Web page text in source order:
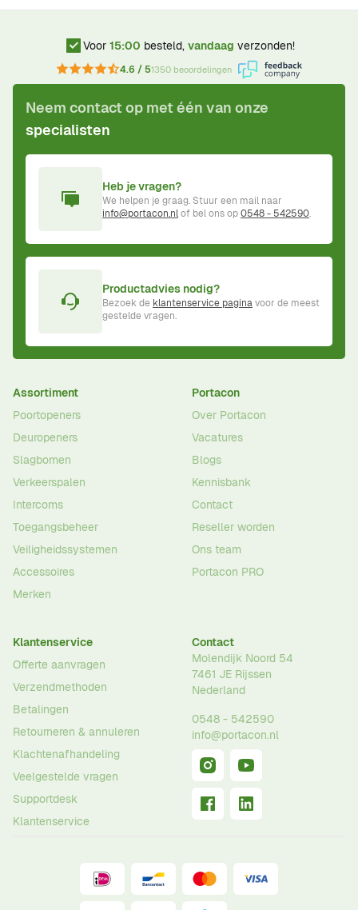
Voor 15:00 besteld, vandaag verzonden!
4.6 / 51350 beoordelingen
Neem contact op met één van onze
specialisten
Heb je vragen?
We helpen je graag. Stuur een mail naar
info@portacon.nlof bel ons op0548 - 542590.
Productadvies nodig?
Bezoek de klantenservice paginavoor de meest
gestelde vragen.
Assortiment
Poortopeners
Deuropeners
Slagbomen
Verkeerspalen
Intercoms
Toegangsbeheer
Veiligheidssystemen
Accessoires
Merken
Portacon
Over Portacon
Vacatures
Blogs
Kennisbank
Contact
Reseller worden
Ons team
Portacon PRO
Klantenservice
Offerte aanvragen
Verzendmethoden
Betalingen
Retourneren & annuleren
Klachtenafhandeling
Veelgestelde vragen
Supportdesk
Klantenservice
Contact
Molendijk Noord 54
7461 JE Rijssen
Nederland
0548 - 542590
info@portacon.nl